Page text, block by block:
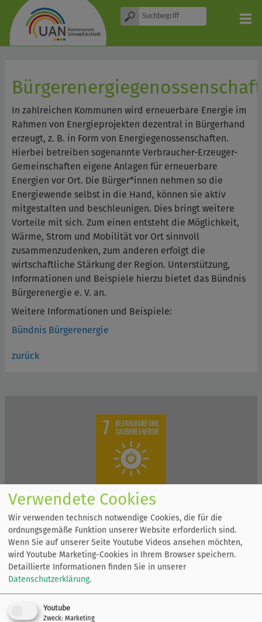
Bürgerenergiegenossenschaft
In zahlreichen Kommunen wird erneuerbare Energie im
Rahmen von Energieprojekten dezentral in Bürgerhand
erzeugt, z. B. in Form von Energiegenossenschaften.
Hierbei betreiben sogenannte Verbraucher-Erzeuger-
Gemeinschaften eigene Anlagen für erneuerbare
Energien vor Ort. Die Bürger*innen nehmen so die
Energiewende selbst in die Hand, können sie aktiv
mitgestalten und beschleunigen. Dies bringt weitere
Vorteile mit sich. Zum einen entsteht die Möglichkeit,
Wärme, Strom und Mobilität vor Ort sinnvoll
zusammenzudenken, zum anderen erfolgt die
wirtschaftliche Stärkung der Region. Unterstützung,
Informationen und Beispiele hierzu bietet das Bündnis
Bürgerenergie e. V. an.
Weitere Informationen und Beispiele:
Bündnis Bürgerenergie
zurück
Verwendete Cookies
Wir verwenden technisch notwendige Cookies, die für die
ordnungsgemäße Funktion unserer Website erforderlich sind.
Wenn Sie auf unserer Seite Youtube Videos ansehen möchten,
wird Youtube Marketing-Cookies in Ihrem Browser speichern.
Detaillierte Informationen finden Sie in unserer
Datenschutzerklärung.
Youtube
Zweck: Marketing